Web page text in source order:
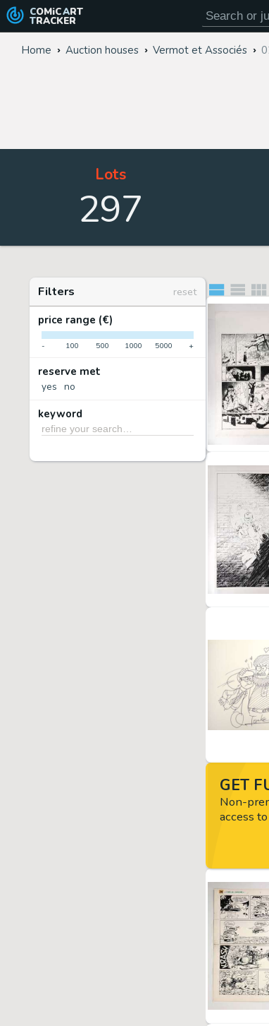
COMiC ART
TRACKER
Home Auction houses Vermot et Associés
Lots
297
Filters
reset
price range (€)
- 100 500 1000 5000 +
reserve met
yes no
keyword
GET
Non-
access